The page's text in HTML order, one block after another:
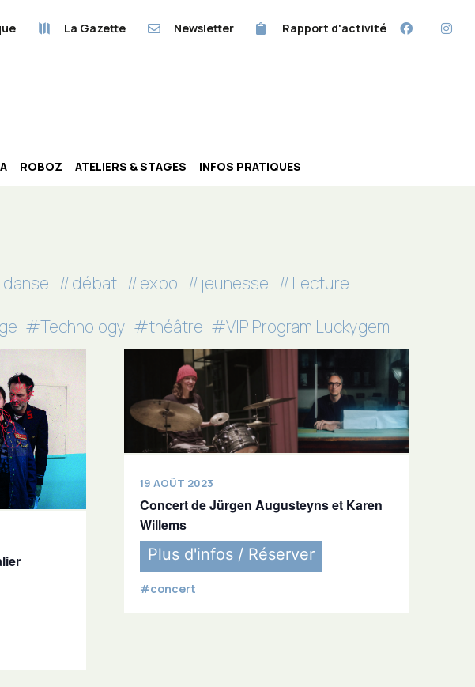
La Gazette Newsletter Rapport d'activité
ROBOZ ATELIERS & STAGES INFOS PRATIQUES
#débat #expo #jeunesse #Lecture
#Technology #théâtre #VIP Program Luckygem
19 AOÛT 2023
Concert de Jürgen Augusteyns et Karen
Willems
Plus d'infos / Réserver
#concert